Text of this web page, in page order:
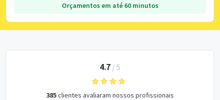
Orçamentos em até 60 minutos
4.7 / 5
385clientes avaliaram nossos profissionais